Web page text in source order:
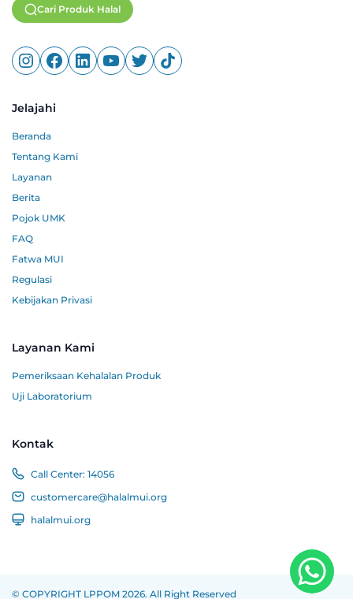
Cari Produk Halal
Jelajahi
Beranda
Tentang Kami
Layanan
Berita
Pojok UMK
FAQ
Fatwa MUI
Regulasi
Kebijakan Privasi
Layanan Kami
Pemeriksaan Kehalalan Produk
Uji Laboratorium
Kontak
Call Center: 14056
customercare@halalmui.org
halalmui.org
© COPYRIGHT LPPOM 2026. All Right Reserved